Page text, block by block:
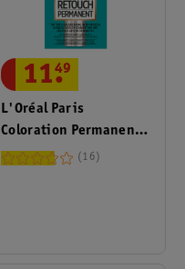
L'Oréal Paris
Coloration Permanente
Magic Retouch 5
11.
49
16